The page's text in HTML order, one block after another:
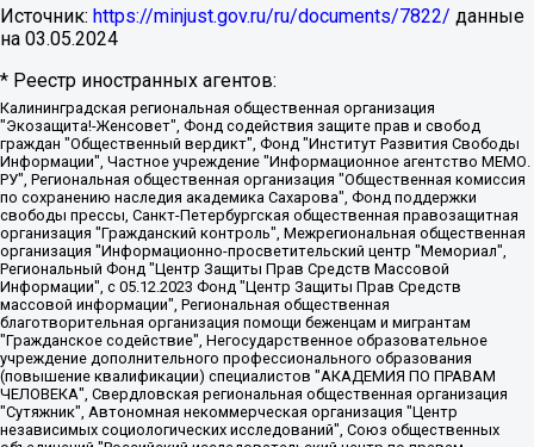
Источник: https://minjust.gov.ru/ru/documents/7822/ данные
на 03.05.2024
* Реестр иностранных агентов:
Калининградская региональная общественная организация "Экозащита!-Женсовет", Фонд содействия защите прав и свобод граждан "Общественный вердикт", Фонд "Институт Развития Свободы Информации", Частное учреждение "Информационное агентство МЕМО. РУ", Региональная общественная организация "Общественная комиссия по сохранению наследия академика Сахарова", Фонд поддержки свободы прессы, Санкт-Петербургская общественная правозащитная организация "Гражданский контроль", Межрегиональная общественная организация "Информационно-просветительский центр "Мемориал", Региональный Фонд "Центр Защиты Прав Средств Массовой Информации", с 05.12.2023 Фонд "Центр Защиты Прав Средств массовой информации", Региональная общественная благотворительная организация помощи беженцам и мигрантам "Гражданское содействие", Негосударственное образовательное учреждение дополнительного профессионального образования (повышение квалификации) специалистов "АКАДЕМИЯ ПО ПРАВАМ ЧЕЛОВЕКА", Свердловская региональная общественная организация "Сутяжник", Автономная некоммерческая организация "Центр независимых социологических исследований", Союз общественных объединений "Российский исследовательский центр по правам человека", Региональное общественное учреждение научно-информационный центр "МЕМОРИАЛ", Некоммерческая организация "Фонд защиты гласности", Автономная некоммерческая организация "Институт прав человека", Городская общественная организация "Екатеринбургское общество "МЕМОРИАЛ", Городская общественная организация "Рязанское историко-просветительское и правозащитное общество "Мемориал" (Рязанский Мемориал), Челябинский региональный орган общественной самодеятельности – женское общественное объединение "Женщины Евразии", Челябинский региональный орган общественной самодеятельности "Уральская правозащитная группа", Фонд содействия защите здоровья и социальной справедливости имени Андрея Рылькова, Автономная Некоммерческая Организация "Аналитический Центр Юрия Левады", Автономная некоммерческая организация социальной поддержки населения "Проект Апрель", Региональная общественная организация помощи женщинам и детям, находящимся в кризисной ситуации "Информационно-методический центр "Анна", Фонд содействия развитию массовых коммуникаций и правовому просвещению "Так-так-Так", Фонд содействия устойчивому развитию "Серебряная тайга", Свердловский региональный общественный фонд социальных проектов "Новое время", "Idel.Реалии", Кавказ.Реалии, Крым.Реалии, Телеканал Настоящее Время, Татаро-башкирская служба Радио Свобода (Azatliq Radiosi), Радио Свободная Европа/Радио Свобода (PCE/PC), "Сибирь.Реалии", "Фактограф", Благотворительный фонд помощи осужденным и их семьям, Автономная некоммерческая организация "Институт глобализации и социальных движений", Фонд "В защиту прав заключенных", Частное учреждение "Центр поддержки и содействия развитию средств массовой информации", Пензенский региональный общественный благотворительный фонд "Гражданский союз", "Север.Реалии", Некоммерческая организация Фонд "Правовая инициатива", Общество с ограниченной ответственностью "Радио Свободная Европа/Радио Свобода", Чешское информационное агентство "MEDIUM-ORIENT", Красноярская региональная общественная организация "Мы против СПИДа", Камалягин Денис Николаевич, Маркелов Сергей Евгеньевич, Пономарев Лев Александрович, Савицкая Людмила Алексеевна, Автономная некоммерческая организация "Центр по работе с проблемой насилия "НАСИЛИЮ.НЕТ", Межрегиональный профессиональный союз работников здравоохранения "Альянс врачей", Юридическое лицо, зарегистрированное в Латвийской Республике, SIA "Medusa Project" (регистрационный номер 40103797863, дата регистрации 10.06.2014), Некоммерческая организация "Фонд по борьбе с коррупцией", Автономная некоммерческая организация "Институт права и публичной политики", Баданин Роман Сергеевич, Гликин Максим Александрович, Железнова Мария Михайловна, Лукьянова Юлия Сергеевна, Маетная Елизавета Витальевна, Маняхин Петр Борисович, Чуракова Ольга Владимировна, Ярош Юлия Петровна, Юридическое лицо "The Insider SIA", зарегистрированное в Риге, Латвийская Республика (дата регистрации 26.06.2015), являющееся администратором доменного имени интернет-издания "The Insider SIA", https://theins.ru, Постернак Алексей Евгеньевич, Рубин Михаил Аркадьевич, Анин Роман Александрович, Юридическое лицо Istories fonds, зарегистрированное в Латвийской Республике (регистрационный номер 50008295751, дата регистрации 24.02.2020), Великовский Дмитрий Александрович, Долинина Ирина Николаевна, Мароховская Алеся Алексеевна, Шлейнов Роман Юрьевич, Шмагун Олеся Валентиновна, Общество с ограниченной ответственностью "Альтаир 2021", Общество с ограниченной ответственностью "Вега 2021", Общество с ограниченной ответственностью "Главный редактор 2021", Общество с ограниченной ответственностью "Ромашки монолит", Важенков Артем Валерьевич, Ивановская областная общественная организация "Центр гендерных исследований", Гурман Юрий Альбертович, Медиапроект "ОВД-Инфо", Егоров Владимир Владимирович, Жилинский Владимир Александрович, Общество с ограниченной ответственностью "ЗП", Иванова София Юрьевна, Карезина Инна Павловна, Кильтау Екатерина Викторовна, Петров Алексей Викторович, Пискунов Сергей Евгеньевич, Смирнов Сергей Сергеевич, Тихонов Михаил Сергеевич, Общество с ограниченной ответственностью "ЖУРНАЛИСТ-ИНОСТРАННЫЙ АГЕНТ", Арапова Галина Юрьевна, Вольтская Татьяна Анатольевна, Американская компания "Mason G.E.S. Anonymous Foundation" (США), являющаяся владельцем интернет-издания https://mnews.world/, Компания "Stichting Bellingcat", зарегистрированная в Нидерландах (дата регистрации 11.07.2018), Захаров Андрей Вячеславович, Клепиковская Екатерина Дмитриевна, Общество с ограниченной ответственностью "МЕМО", Перл Роман Александрович, Симонов Евгений Алексеевич, Соловьева Елена Анатольевна, Сотников Даниил Владимирович, Сурначева Елизавета Дмитриевна, Автономная некоммерческая организация по защите прав человека и информированию населения "Якутия – Наше Мнение", Общество с ограниченной ответственностью "Москоу диджитал медиа", с 26.01.2023 Общество с ограниченной ответственностью "Чайка Белые сады", Ветошкина Валерия Валерьевна, Заговора Максим Александрович, Межрегиональное общественное движение "Российская ЛГБТ - сеть", Оленичев Максим Владимирович, Павлов Иван Юрьевич, Скворцова Елена Сергеевна, Общество с ограниченной ответственностью "Как бы инагент", Кочетков Игорь Викторович, Общество с ограниченной ответственностью "Честные выборы", Еланчик Олег Александрович, Общество с ограниченной ответственностью "Нобелевский призыв", Гималова Регина Эмилевна, Григорьев Андрей Валерьевич, Григорьева Алина Александровна, Ассоциация по содействию защите прав призывников, альтернативнослужащих и военнослужащих "Правозащитная группа "Гражданин.Армия.Право", Хисамова Регина Фаритовна, Автономная некоммерческая организация по реализации социально-правовых программ "Лилит", Дальневосточное общественное движение "Маяк", Санкт-Петербургская ЛГБТ-инициативная группа "Выход", Инициативная группа ЛГБТ+ "Реверс", Алексеев Андрей Викторович, Бекбулатова Таисия Львовна, Беляев Иван Михайлович, Владыкина Елена Сергеевна, Гельман Марат Александрович, Никульшина Вероника Юрьевна, Толоконникова Надежда Андреевна, Шендерович Виктор Анатольевич, Общество с ограниченной ответственностью "Данное сообщение", Общество с ограниченной ответственностью Издательский дом "Новая глава", Айнбиндер Александра Александровна, Московский комьюнити-центр для ЛГБТ+инициатив, Благотворительный фонд развития филантропии, Deutsche Welle (Германия, Kurt-Schumacher-Strasse 3, 53113 Bonn), Борзунова Мария Михайловна, Воробьев Виктор Викторович, Голубева Анна Львовна, Константинова Алла Михайловна, Малкова Ирина Владимировна, Мурадов Мурад Абдулгалимович, Осетинская Елизавета Николаевна, Понасенков Евгений Николаевич, Ганапольский Матвей Юрьевич, Киселев Евгений Алексеевич, Борухович Ирина Григорьевна, Дремин Иван Тимофеевич, Дубровский Дмитрий Викторович, Красноярская региональная общественная организация поддержки и развития альтернативных образовательных технологий и межкультурных коммуникаций "ИНТЕРРА", Маяковская Екатерина Алексеевна, Фейгин Марк Захарович, Филимонов Андрей Викторович, Дзугкоева Регина Николаевна, Доброхотов Роман Александрович, Дудь Юрий Александрович, Елкин Сергей Владимирович, Кругликов Кирилл Игоревич, Сабунаева Мария Леонидовна, Семенов Алексей Владимирович, Шаинян Карен Багратович, Шульман Екатерина Михайловна, Асафьев Артур Валерьевич, Вахштайн Виктор Семенович, Венедиктов Алексей Алексеевич, Лушникова Екатерина Евгеньевна, Волков Леонид Михайлович, Невзоров Александр Глебович, Пархоменко Сергей Борисович, Сироткин Ярослав Николаевич, Кара-Мурза Владимир Владимирович, Баранова Наталья Владимировна, Гозман Леонид Яковлевич, Кагарлицкий Борис Юльевич, Климарев Михаил Валерьевич, Милов Владимир Станиславович, Автономная некоммерческая организация Краснодарский центр современного искусства "Типография", Моргенштерн Алишер Тагирович, Соболь Любовь Эдуардовна, Общество с ограниченной ответственностью "ЛИЗА НОРМ", Каспаров Гарри Кимович, Ходорковский Михаил Борисович, Общество с ограниченной ответственностью "Апрельские тезисы", Данилович Ирина Брониславовна, Кашин Олег Владимирович, Петров Николай Владимирович, Пивоваров Алексей Владимирович, Соколов Михаил Владимирович, Цветкова Юлия Владимировна, Чичваркин Евгений Александрович, Комитет против пыток/Команда против пыток, Общество с ограниченной ответственностью "Первый научный", Общество с ограниченной ответственностью "Вертолет и ко", Белоцерковская Вероника Борисовна, Кац Максим Евгеньевич, Лазарева Татьяна Юрьевна, Шаведдинов Руслан Табризович, Яшин Илья Валерьевич, Общество с ограниченной ответственностью "Иноагент ААВ", Алешковский Дмитрий Петрович, Альбац Евгения Марковна, Быков Дмитрий Львович, Галямина Юлия Евгеньевна, Лойко Сергей Леонидович, Мартынов Кирилл Константинович, Медведев Сергей Александрович, Крашенинников Федор Геннадиевич, Гордеева Катерина Вл